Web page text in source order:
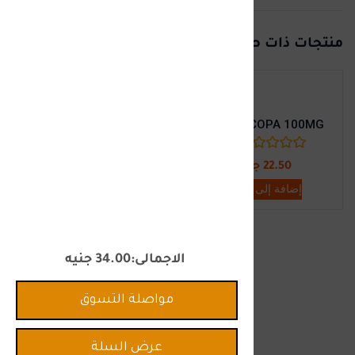
منتجات ذات صلة
ACECLOCOPA 100MG
22.50 جنيه
إضافة إلى السلة
الاجمالى 34.00 جنيه
مواصلة التسوق
عرض السلة